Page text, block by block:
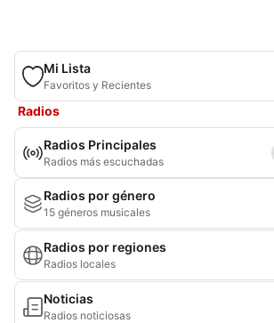
Mi Lista
Favoritos y Recientes
Radios
Radios Principales
Radios más escuchadas
Radios por género
15 géneros musicales
Radios por regiones
Radios locales
Noticias
Radios noticiosas